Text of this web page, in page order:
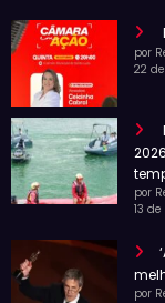
por
22
por
13
por